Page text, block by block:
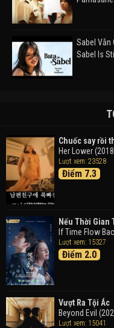
Sabel Vẫn
Sabel Is
Takas
Thám Tử
Đen
Detective
Trong
Doraemon
Tháng
Chuốc say rồi
Her Lower
Lượt xem: 23528
Điểm 7.3
Nếu Thời Gian
If Time Flow
Lượt xem: 15327
Điểm 2.0
Vượt Ra Tội Ác
Beyond Evil
Lượt xem: 15041